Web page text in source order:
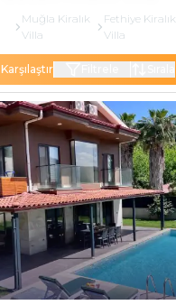
Muğla Kiralık
Villa
Fethiye Kiralık
Villa
Karşılaştır